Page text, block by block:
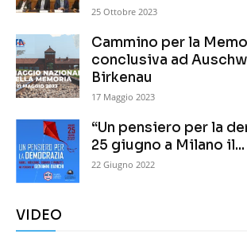
25 Ottobre 2023
Cammino per la
conclusiva ad
Birkenau
17 Maggio 2023
“Un pensiero per la
25 giugno a Milano il...
22 Giugno 2022
VIDEO